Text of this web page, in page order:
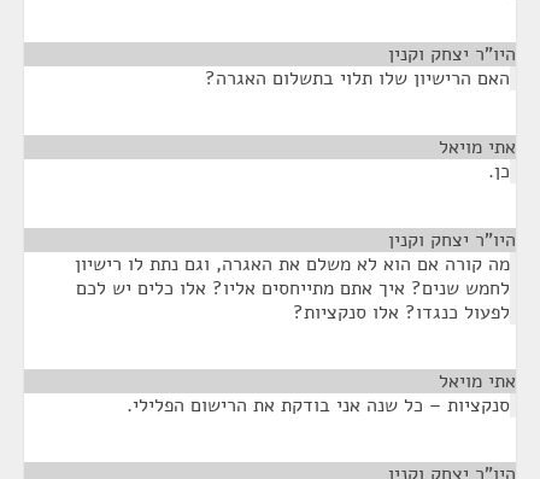
היו"ר יצחק וקנין
האם הרישיון שלו תלוי בתשלום האגרה?
אתי מויאל
כן.
היו"ר יצחק וקנין
מה קורה אם הוא לא משלם את האגרה, וגם נתת לו רישיון
לחמש שנים? איך אתם מתייחסים אליו? אלו כלים יש לכם
לפעול כנגדו? אלו סנקציות?
אתי מויאל
סנקציות – כל שנה אני בודקת את הרישום הפלילי.